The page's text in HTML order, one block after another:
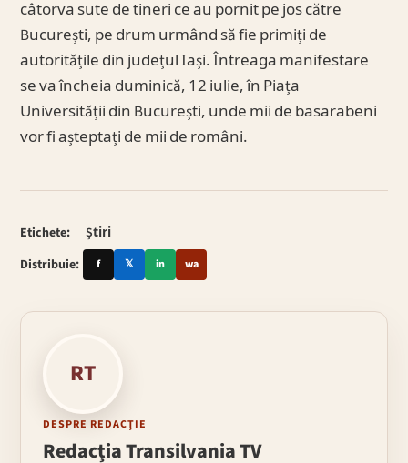
câtorva sute de tineri ce au pornit pe jos către
București, pe drum urmând să fie primiți de
autoritățile din județul Iași. Întreaga manifestare
se va încheia duminică, 12 iulie, în Piața
Universității din București, unde mii de basarabeni
vor fi așteptați de mii de români.
Etichete:
Știri
Distribuie:
f 𝕏 in wa
RT
DESPRE REDACȚIE
Redacția Transilvania TV